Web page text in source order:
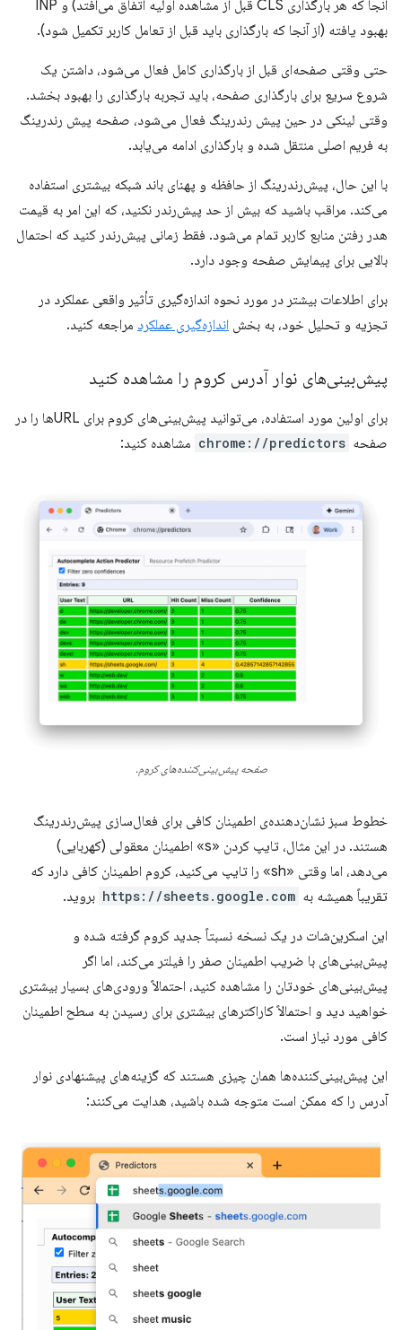
آنجا که هر بارگذاری CLS قبل از مشاهده اولیه اتفاق می‌افتد) و INP
بهبود یافته (از آنجا که بارگذاری باید قبل از تعامل کاربر تکمیل شود).
حتی وقتی صفحه‌ای قبل از بارگذاری کامل فعال می‌شود، داشتن یک
شروع سریع برای بارگذاری صفحه، باید تجربه بارگذاری را بهبود بخشد.
وقتی لینکی در حین پیش رندرینگ فعال می‌شود، صفحه پیش رندرینگ
به فریم اصلی منتقل شده و بارگذاری ادامه می‌یابد.
با این حال، پیش‌رندرینگ از حافظه و پهنای باند شبکه بیشتری استفاده
می‌کند. مراقب باشید که بیش از حد پیش‌رندر نکنید، که این امر به قیمت
هدر رفتن منابع کاربر تمام می‌شود. فقط زمانی پیش‌رندر کنید که احتمال
بالایی برای پیمایش صفحه وجود دارد.
برای اطلاعات بیشتر در مورد نحوه اندازه‌گیری تأثیر واقعی عملکرد در
تجزیه و تحلیل خود، به بخش اندازه‌گیری عملکرد مراجعه کنید.
پیش‌بینی‌های نوار آدرس کروم را مشاهده کنید
برای اولین مورد استفاده، می‌توانید پیش‌بینی‌های کروم برای URLها را در
صفحه chrome://predictors مشاهده کنید:
صفحه پیش‌بینی‌کننده‌های کروم.
خطوط سبز نشان‌دهنده‌ی اطمینان کافی برای فعال‌سازی پیش‌رندرینگ
هستند. در این مثال، تایپ کردن «s» اطمینان معقولی (کهربایی)
می‌دهد، اما وقتی «sh» را تایپ می‌کنید، کروم اطمینان کافی دارد که
تقریباً همیشه به https://sheets.google.com بروید.
این اسکرین‌شات در یک نسخه نسبتاً جدید کروم گرفته شده و
پیش‌بینی‌های با ضریب اطمینان صفر را فیلتر می‌کند، اما اگر
پیش‌بینی‌های خودتان را مشاهده کنید، احتمالاً ورودی‌های بسیار بیشتری
خواهید دید و احتمالاً کاراکترهای بیشتری برای رسیدن به سطح اطمینان
کافی مورد نیاز است.
این پیش‌بینی‌کننده‌ها همان چیزی هستند که گزینه‌های پیشنهادی نوار
آدرس را که ممکن است متوجه شده باشید، هدایت می‌کنند: